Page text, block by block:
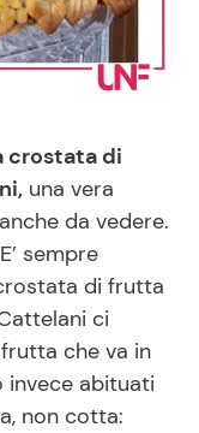
e Ricette
in TV
Facili e Veloci
crostata di
una vera
da vedere.
sempre
di frutta
ci
che va in
invece abituati
non cotta: